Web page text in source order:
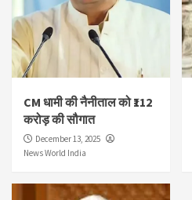
CM धामी की नैनीताल को ₹112
करोड़ की सौगात
December 13, 2025
News World India